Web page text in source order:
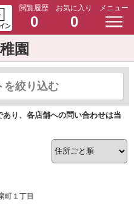
閲覧履歴
0
お気に入り
0
メニュー
園
を絞り込む
り、各店舗への問い合わせは当
町１丁目